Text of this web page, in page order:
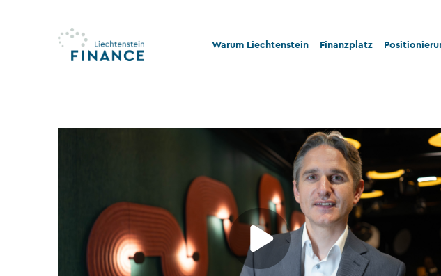
Warum Liechtenstein
Stabilität und Rechtssicherheit
Rechts- und Steuerkonformität
Nachhaltigkeit und Philanthropie
Stiftungswesen
Finanzplatz
Treuhandsektor
Vermögensverwaltung
Fondsplatz
Versicherungen
Gemeinnützige Stiftungen
Wirtschaftsprüfung
Stabilität
Konformität